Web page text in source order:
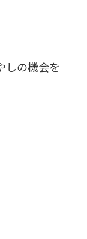
しの機会を